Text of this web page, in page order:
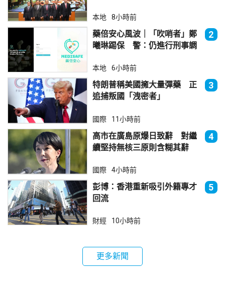
本地 8小時前
藥倍安心風波｜「吹哨者」鄭
曦琳踢保 警：仍進行刑事調
2
本地 6小時前
特朗普稱美國擁大量彈藥 正
追捕叛國「洩密者」
3
國際 11小時前
高市在廣島原爆日致辭 對繼
續堅持無核三原則含糊其辭
4
國際 4小時前
彭博：香港重新吸引外籍專才
回流
5
財經 10小時前
更多新聞